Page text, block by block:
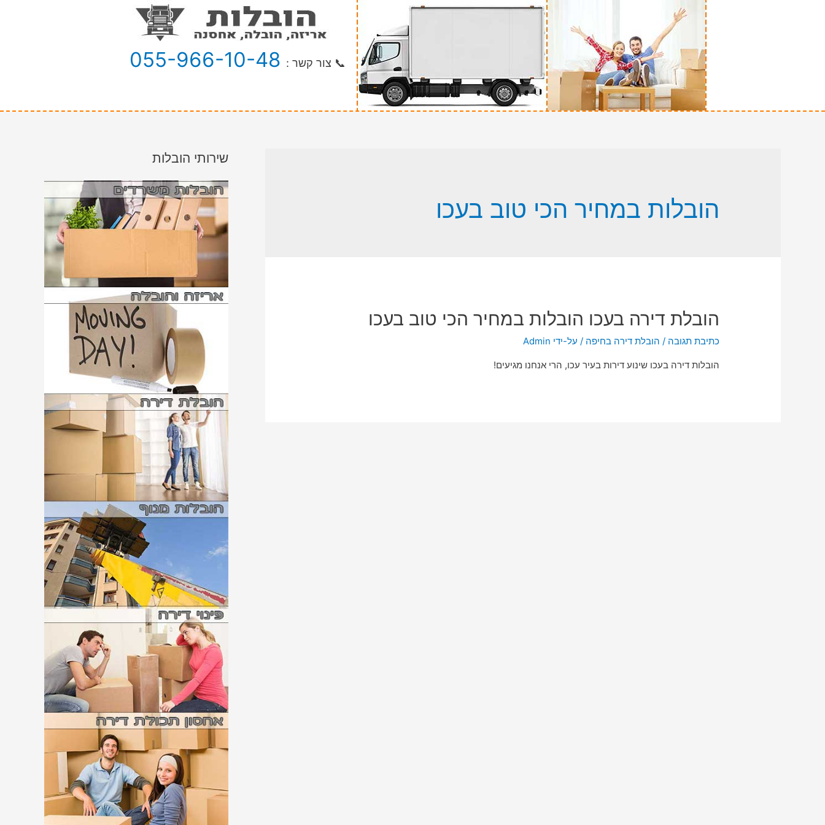
📞 צור קשר : 055-966-10-48
הובלות במחיר הכי טוב בעכו
הובלת דירה בעכו הובלות במחיר הכי טוב בעכו
כתיבת תגובה / הובלת דירה בחיפה / על-ידי Admin
הובלות דירה בעכו שינוע דירות בעיר עכו, הרי אנחנו מגיעים!
שירותי הובלות